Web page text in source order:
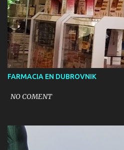
FARMACIA EN DUBROVNIK
NO COMENT